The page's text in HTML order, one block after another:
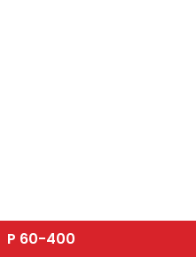
P 60-400